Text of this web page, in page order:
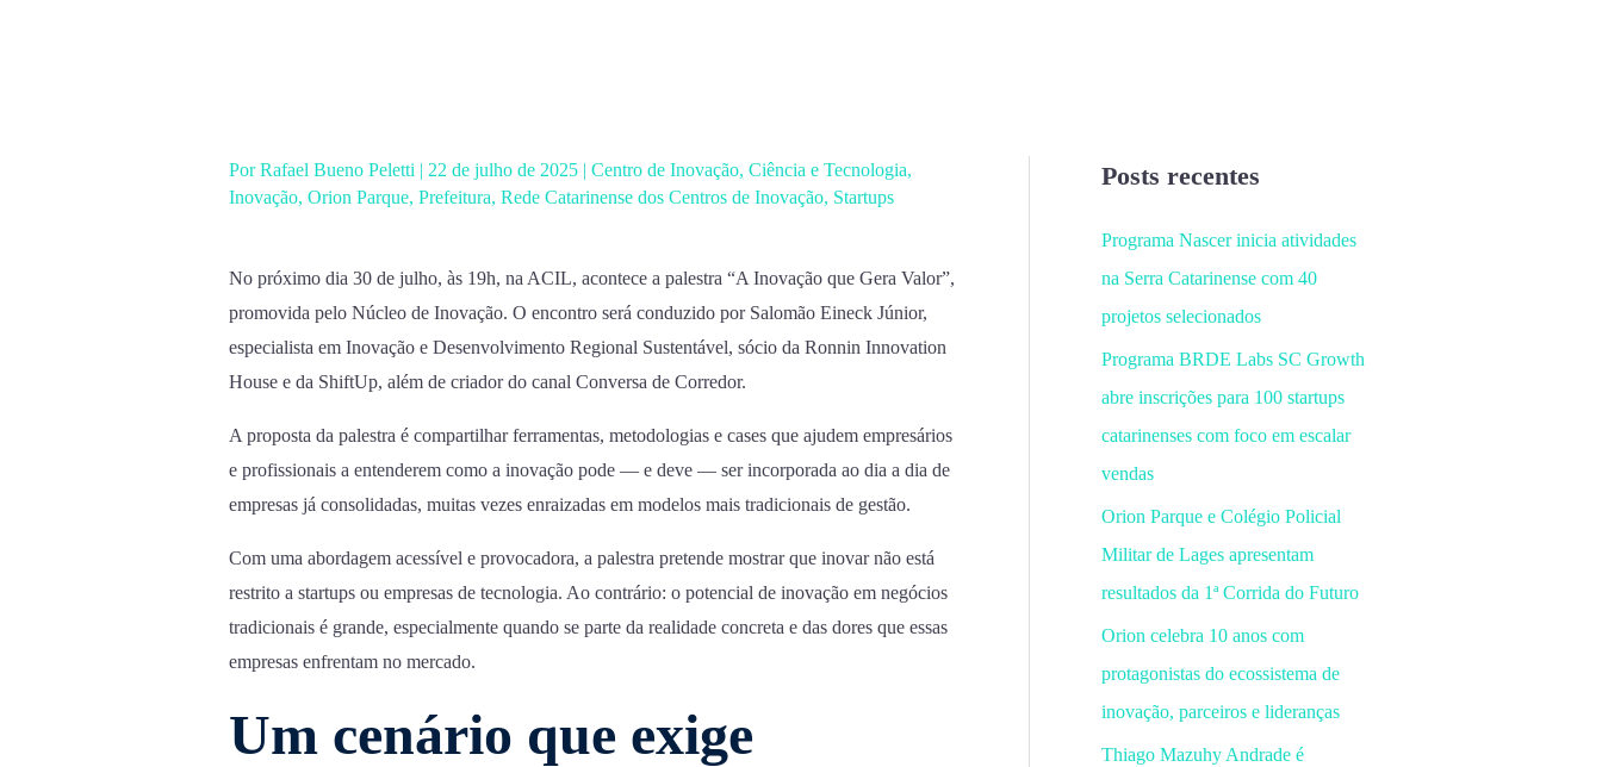
PorRafael Bueno Peletti | 22 de julho de 2025 | Centro de Inovação, Ciência e Tecnologia,
Inovação, Orion Parque, Prefeitura, Rede Catarinense dos Centros de Inovação, Startups
No próximo dia 30 de julho, às 19h, na ACIL, acontece a palestra “A Inovação que Gera Valor”,
promovida pelo Núcleo de Inovação. O encontro será conduzido por Salomão Eineck Júnior,
especialista em Inovação e Desenvolvimento Regional Sustentável, sócio da Ronnin Innovation
House e da ShiftUp, além de criador do canal Conversa de Corredor.
A proposta da palestra é compartilhar ferramentas, metodologias e cases que ajudem empresários
e profissionais a entenderem como a inovação pode — e deve — ser incorporada ao dia a dia de
empresas já consolidadas, muitas vezes enraizadas em modelos mais tradicionais de gestão.
Com uma abordagem acessível e provocadora, a palestra pretende mostrar que inovar não está
restrito a startups ou empresas de tecnologia. Ao contrário: o potencial de inovação em negócios
tradicionais é grande, especialmente quando se parte da realidade concreta e das dores que essas
empresas enfrentam no mercado.
Um cenário que exige
Posts recentes
Programa Nascer inicia atividades
na Serra Catarinense com 40
projetos selecionados
Programa BRDE Labs SC Growth
abre inscrições para 100 startups
catarinenses com foco em escalar
vendas
Orion Parque e Colégio Policial
Militar de Lages apresentam
resultados da 1ª Corrida do Futuro
Orion celebra 10 anos com
protagonistas do ecossistema de
inovação, parceiros e lideranças
Thiago Mazuhy Andrade é